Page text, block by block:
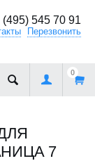
(495) 545 70 91
Перезвонить
0
7